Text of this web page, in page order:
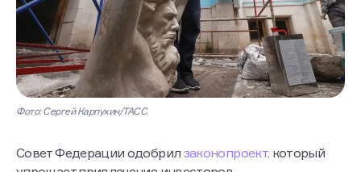
Фото: Сергей Карпухин/ТАСС
Совет Федерации одобрил законопроект, который